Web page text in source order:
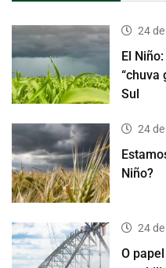
24
El
“chuva
Sul
24
Niño?
24
O